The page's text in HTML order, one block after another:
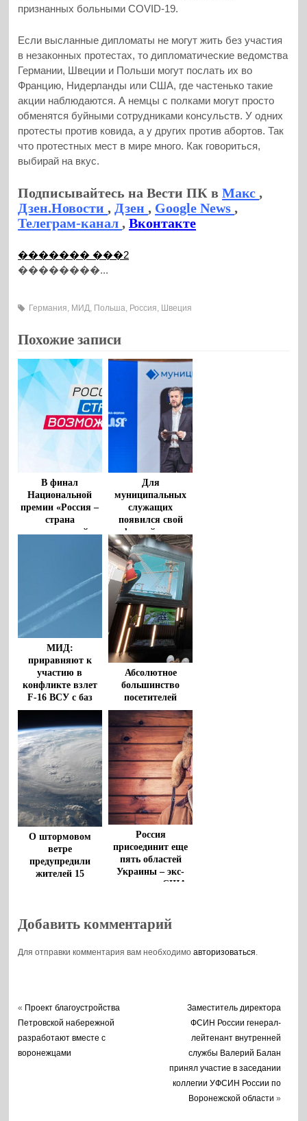
признанных больными COVID-19.
Если высланные дипломаты не могут жить без участия
в незаконных протестах, то дипломатические ведомства
Германии, Швеции и Польши могут послать их во
Францию, Нидерланды или США, где частенько такие
акции наблюдаются. А немцы с полками могут просто
обменятся буйными сотрудниками консульств. У одних
протесты против ковида, а у других против абортов. Так
что протестных мест в мире много. Как говориться,
выбирай на вкус.
Подписывайтесь на Вести ПК вМакс,
Дзен.Новости, Дзен, Google News,
Телеграм-канал,Вконтакте
������� ���2
��������...
Германия МИД Польша Россия Швеция
Похожие записи
В финал
Национальной
премии «Россия –
страна
возможностей»
Для
муниципальных
служащих
появился свой
цифровой портал
МИД:
приравняют к
участию в
конфликте взлет
F-16 ВСУ с баз
стран НАТО
Абсолютное
большинство
посетителей
выставки
«Россия»
испытывают
гордость за страну
О штормовом
ветре
предупредили
жителей 15
Россия
присоединит еще
пять областей
Украины – экс-
разведчик США
Добавить комментарий
Для отправки комментария вам необходимоавторизоваться.
« Проект благоустройства
Петровской набережной
разработают вместе с
воронежцами
Заместитель директора
ФСИН России генерал-
лейтенант внутренней
службы Валерий Балан
принял участие в заседании
коллегии УФСИН России по
Воронежской области »